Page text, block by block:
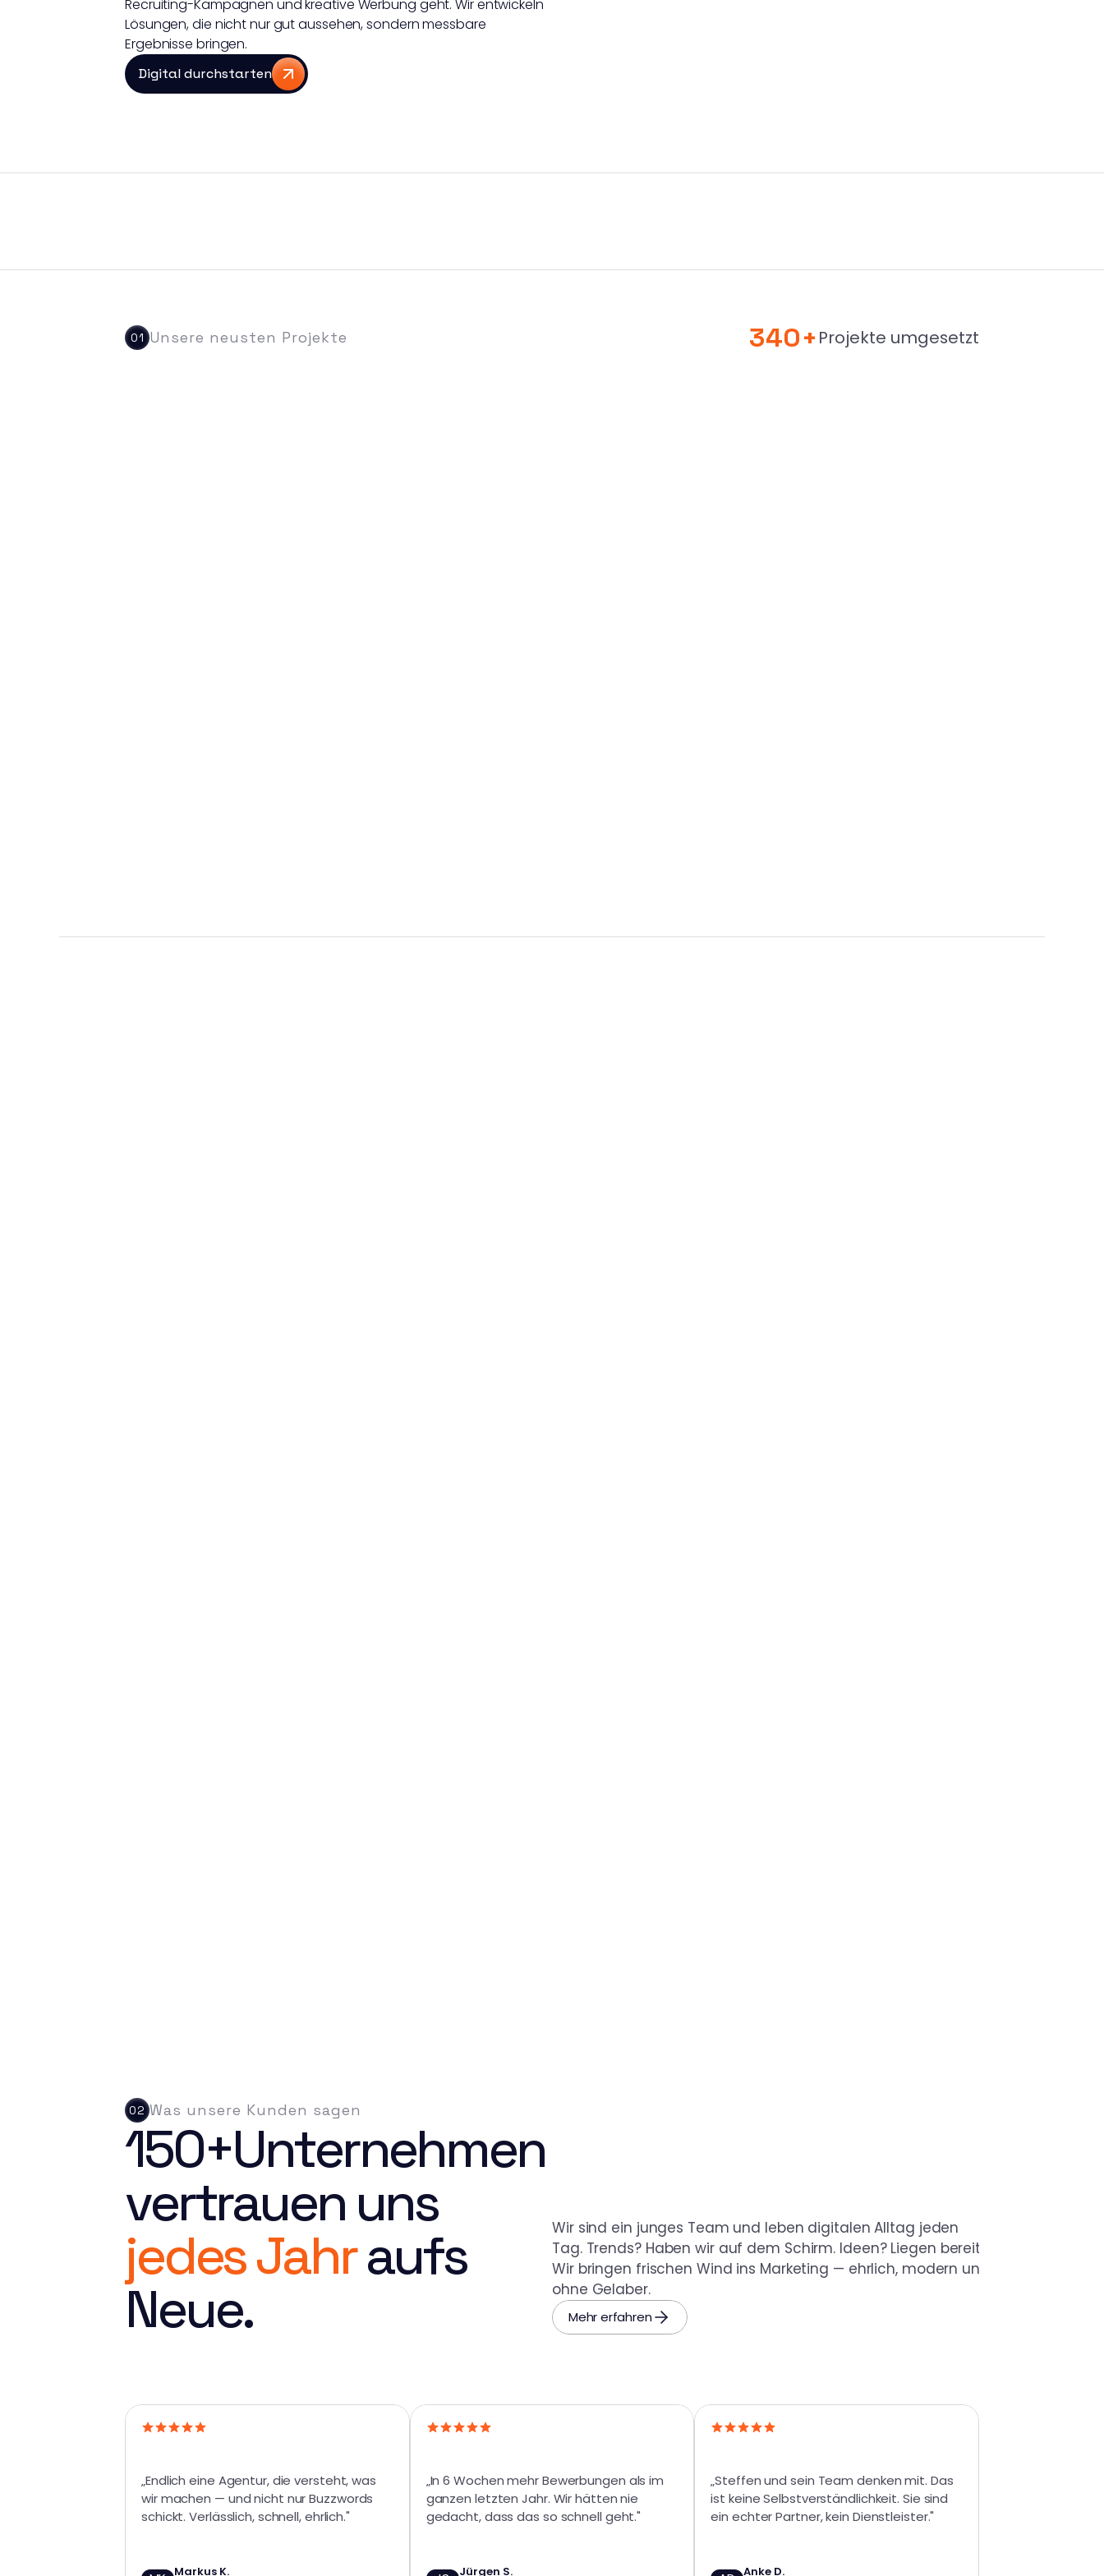
Recruiting-Kampagnen und kreative Werbung geht. Wir entwickeln
Lösungen, die nicht nur gut aussehen, sondern messbare
Ergebnisse bringen.
Digital durchstarten
01 Unsere neusten Projekte 340+ Projekte umgesetzt
02 Was unsere Kunden sagen
150+Unternehmen
vertrauen uns
jedes Jahr aufs
Neue.
Wir sind ein junges Team und leben digitalen Alltag jeden
Tag. Trends? Haben wir auf dem Schirm. Ideen? Liegen bereit.
Wir bringen frischen Wind ins Marketing — ehrlich, modern und
ohne Gelaber.
Mehr erfahren
„Endlich eine Agentur, die versteht, was
wir machen — und nicht nur Buzzwords
schickt. Verlässlich, schnell, ehrlich."
Markus K.
„In 6 Wochen mehr Bewerbungen als im
ganzen letzten Jahr. Wir hätten nie
gedacht, dass das so schnell geht."
Jürgen S.
„Steffen und sein Team denken mit. Das
ist keine Selbstverständlichkeit. Sie sind
ein echter Partner, kein Dienstleister."
Anke D.